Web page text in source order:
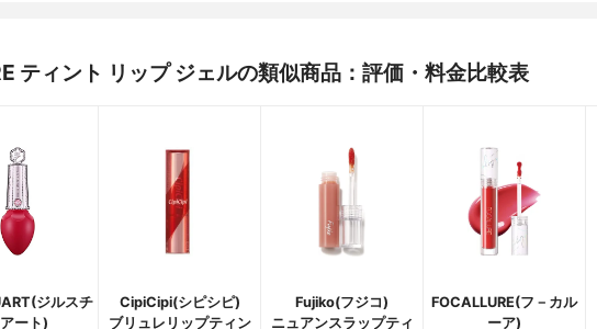
ティント リップ ジェルの類似商品：評価・料金比較表
ジルスチ
ート)
CipiCipi(シピシピ)
ブリュレリップティン
Fujiko(フジコ)
ニュアンスラップティ
FOCALLURE(フ－カル
ーア)